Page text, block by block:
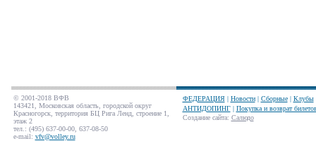
© 2001-2018 ВФВ
143421, Московская область, городской округ
Красногорск, территория БЦ Рига Ленд, строение 1,
этаж 2
тел.: (495) 637-00-00, 637-08-50
e-mail: vfv@volley.ru
ФЕДЕРАЦИЯ| Новости| Сборные| Клубы
АНТИДОПИНГ| Покупка и возврат
Создание сайта: Салюдо